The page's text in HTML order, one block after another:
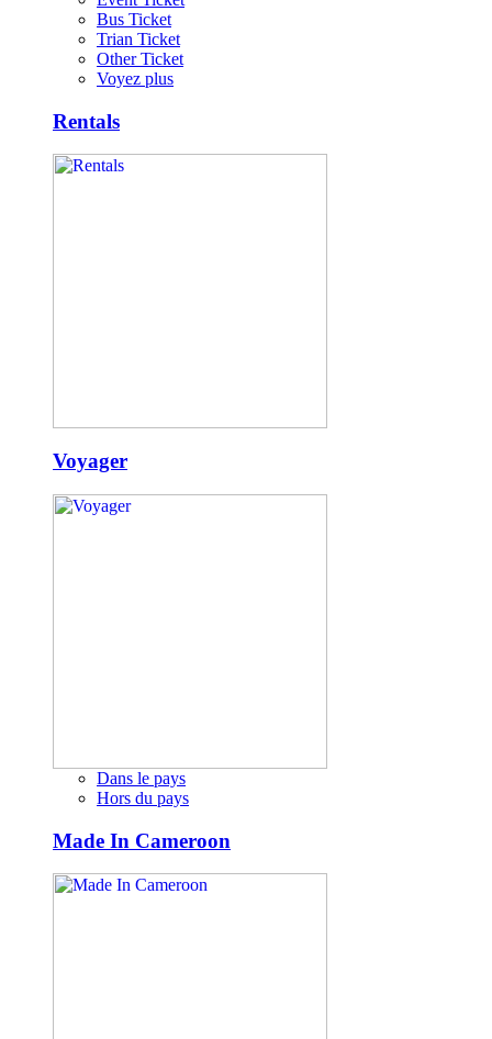
Bus Ticket
Trian Ticket
Other Ticket
Voyez plus
Rentals
Voyager
Dans le pays
Hors du pays
Made In Cameroon